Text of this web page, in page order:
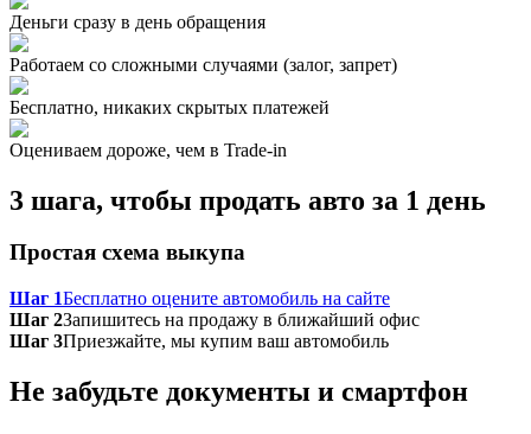
Деньги сразу в день обращения
Работаем со сложными случаями (залог, запрет)
Бесплатно, никаких скрытых платежей
Оцениваем дороже, чем в Trade‑in
3 шага, чтобы продать авто за 1 день
Простая схема выкупа
Шаг 1Бесплатно оцените автомобиль на сайте
Шаг 2Запишитесь на продажу в ближайший офис
Шаг 3Приезжайте, мы купим ваш автомобиль
Не забудьте документы и смартфон